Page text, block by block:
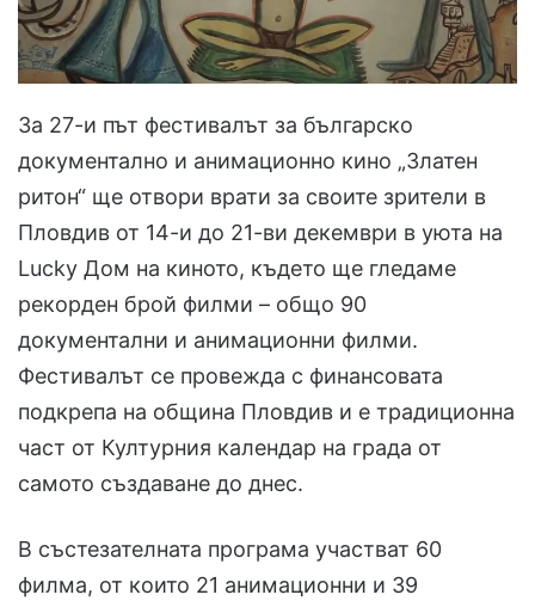
За 27-и път фестивалът за българско
документално и анимационно кино „Златен
ритон“ ще отвори врати за своите зрители в
Пловдив от 14-и до 21-ви декември в уюта на
Lucky Дом на киното, където ще гледаме
рекорден брой филми – общо 90
документални и анимационни филми.
Фестивалът се провежда с финансовата
подкрепа на община Пловдив и е традиционна
част от Културния календар на града от
самото създаване до днес.
В състезателната програма участват 60
филма, от които 21 анимационни и 39